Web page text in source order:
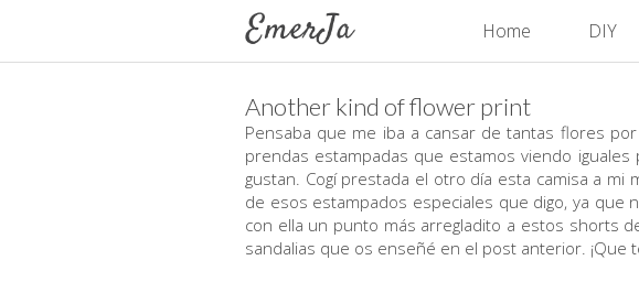
Home DIY
Another kind of flower print
Pensaba que me iba a cansar de tantas flores
prendas estampadas que estamos viendo
gustan. Cogí prestada el otro día esta camisa a
de esos estampados especiales que digo, ya
con ella un punto más arregladito a estos shorts
sandalias que os enseñé en el post anterior. ¡Que